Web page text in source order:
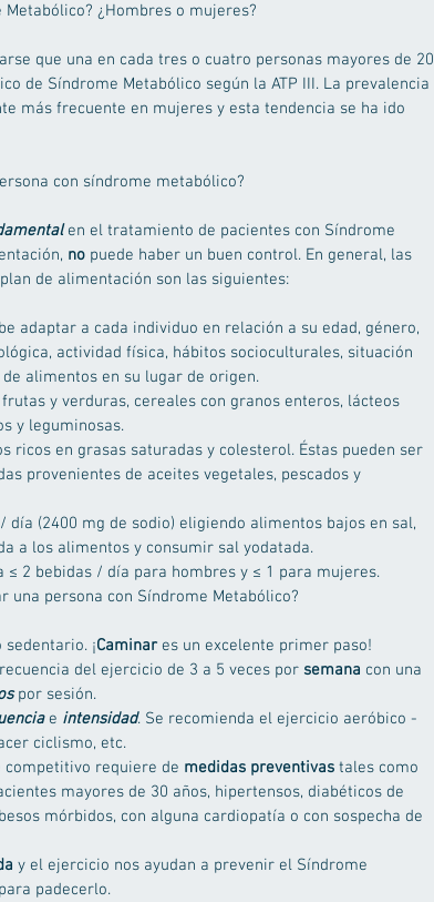
¿Hombres o mujeres?
que una en cada tres o cuatro personas mayores de 20
de Síndrome Metabólico según la ATP III. La prevalencia
más frecuente en mujeres y esta tendencia se ha ido
con síndrome metabólico?
en el tratamiento de pacientes con Síndrome
no puede haber un buen control. En general, las
de alimentación son las siguientes:
adaptar a cada individuo en relación a su edad, género,
actividad física, hábitos socioculturales, situación
alimentos en su lugar de origen.
y verduras, cereales con granos enteros, lácteos
y leguminosas.
ricos en grasas saturadas y colesterol. Éstas pueden ser
provenientes de aceites vegetales, pescados y
día (2400 mg de sodio) eligiendo alimentos bajos en sal,
a los alimentos y consumir sal yodatada.
≤ 2 bebidas / día para hombres y ≤ 1 para mujeres.
una persona con Síndrome Metabólico?
¡Caminar es un excelente primer paso!
del ejercicio de 3 a 5 veces por semana con una
por sesión.
e intensidad. Se recomienda el ejercicio aeróbico -
ciclismo, etc.
requiere de medidas preventivas tales como
mayores de 30 años, hipertensos, diabéticos de
mórbidos, con alguna cardiopatía o con sospecha de
y el ejercicio nos ayudan a prevenir el Síndrome
padecerlo.